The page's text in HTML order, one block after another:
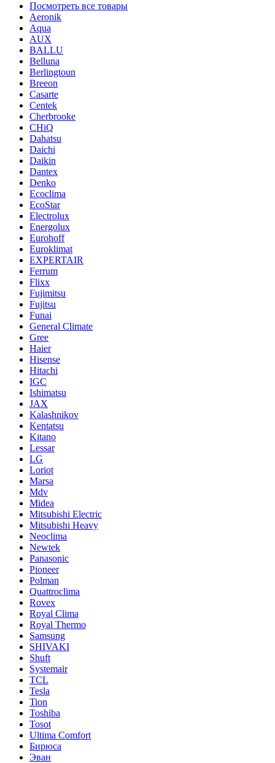
Посмотреть все товары
Aeronik
Aqua
AUX
BALLU
Belluna
Berlingtoun
Breeon
Casarte
Centek
Cherbrooke
CHiQ
Dahatsu
Daichi
Daikin
Dantex
Denko
Ecoclima
EcoStar
Electrolux
Energolux
Eurohoff
Euroklimat
EXPERTAIR
Ferrum
Flixx
Fujimitsu
Fujitsu
Funai
General Climate
Gree
Haier
Hisense
Hitachi
IGC
Ishimatsu
JAX
Kalashnikov
Kentatsu
Kitano
Lessar
LG
Loriot
Marsa
Mdv
Midea
Mitsubishi Electric
Mitsubishi Heavy
Neoclima
Newtek
Panasonic
Pioneer
Polman
Quattroclima
Rovex
Royal Clima
Royal Thermo
Samsung
SHIVAKI
Shuft
Systemair
TCL
Tesla
Tion
Toshiba
Tosot
Ultima Comfort
Бирюса
Эван